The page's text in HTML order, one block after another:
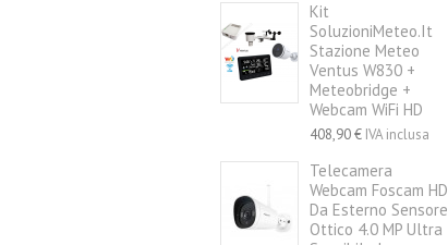
Kit
SoluzioniMeteo.it
Stazione Meteo
Ventus W830 +
Meteobridge +
Webcam WiFi HD
408,90 € IVA inclusa
Telecamera
Webcam Foscam HD
Da Esterno Sensore
Ottico 4.0 MP Ultra